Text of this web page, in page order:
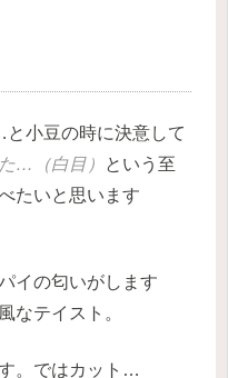
小豆の時に決意して
…（白目）
という至
たいと思います
イの匂いがします
なテイスト。
。ではカット…